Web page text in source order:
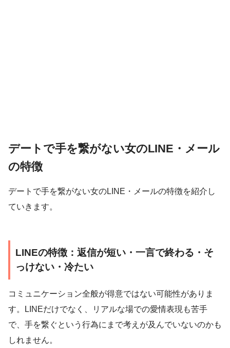
デートで手を繋がない女のLINE・メール
の特徴
デートで手を繋がない女のLINE・メールの特徴を紹介し
ていきます。
LINEの特徴：返信が短い・一言で終わる・そ
っけない・冷たい
コミュニケーション全般が得意ではない可能性がありま
す。LINEだけでなく、リアルな場での愛情表現も苦手
で、手を繋ぐという行為にまで考えが及んでいないのかも
しれません。